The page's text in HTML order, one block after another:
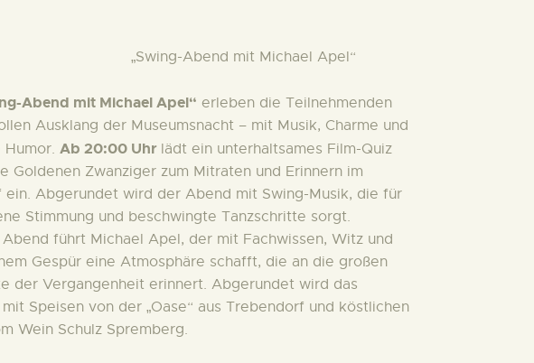
„Swing-Abend mit Michael Apel“
Abend mit Michael Apel“ erleben die Teilnehmenden
Ausklang der Museumsnacht – mit Musik, Charme und
Humor. Ab 20:00 Uhr lädt ein unterhaltsames Film-Quiz
Goldenen Zwanziger zum Mitraten und Erinnern im
ein. Abgerundet wird der Abend mit Swing-Musik, die für
Stimmung und beschwingte Tanzschritte sorgt.
führt Michael Apel, der mit Fachwissen, Witz und
Gespür eine Atmosphäre schafft, die an die großen
der Vergangenheit erinnert. Abgerundet wird das
Speisen von der „Oase“ aus Trebendorf und köstlichen
Wein Schulz Spremberg.